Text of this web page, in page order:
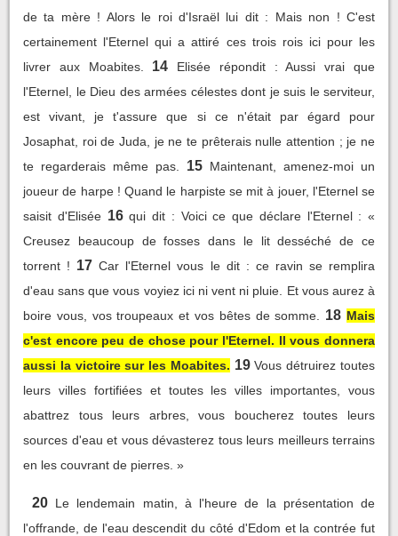
de ta mère ! Alors le roi d'Israël lui dit : Mais non ! C'est
certainement l'Eternel qui a attiré ces trois rois ici pour les
livrer aux Moabites.
14
Elisée répondit : Aussi vrai que
l'Eternel, le Dieu des armées célestes dont je suis le serviteur,
est vivant, je t'assure que si ce n'était par égard pour
Josaphat, roi de Juda, je ne te prêterais nulle attention ; je ne
te regarderais même pas.
15 Maintenant, amenez-moi un
joueur de harpe ! Quand le harpiste se mit à jouer, l'Eternel se
saisit d'Elisée 16 qui dit : Voici ce que déclare l'Eternel : «
Creusez beaucoup de fosses dans le lit desséché de ce
torrent ! 17 Car l'Eternel vous le dit : ce ravin se remplira
d'eau sans que vous voyiez ici ni vent ni pluie. Et vous aurez à
boire vous, vos troupeaux et vos bêtes de somme.
18 Mais
c'est encore peu de chose pour l'Eternel. Il vous donnera
aussi la victoire sur les Moabites. 19 Vous détruirez toutes
leurs villes fortifiées et toutes les villes importantes, vous
abattrez tous leurs arbres, vous boucherez toutes leurs
sources d'eau et vous dévasterez tous leurs meilleurs terrains
en les couvrant de pierres. »
20 Le lendemain matin, à l'heure de la présentation de
l'offrande, de l'eau descendit du côté d'Edom et la contrée fut